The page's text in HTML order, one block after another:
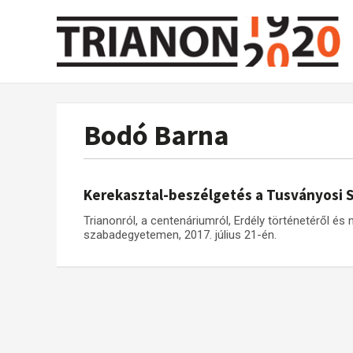
Bodó Barna
Kerekasztal-beszélgetés a Tusványosi
Trianonról, a centenáriumról, Erdély történetéről
szabadegyetemen, 2017. július 21-én.